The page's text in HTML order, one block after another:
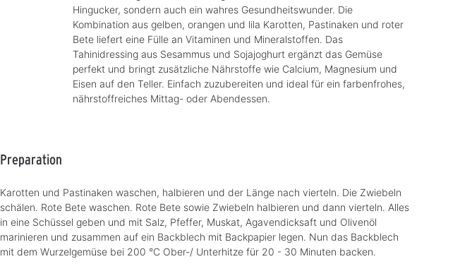
Hingucker, sondern auch ein wahres Gesundheitswunder. Die
Kombination aus gelben, orangen und lila Karotten, Pastinaken und roter
Bete liefert eine Fülle an Vitaminen und Mineralstoffen. Das
Tahinidressing aus Sesammus und Sojajoghurt ergänzt das Gemüse
perfekt und bringt zusätzliche Nährstoffe wie Calcium, Magnesium und
Eisen auf den Teller. Einfach zuzubereiten und ideal für ein farbenfrohes,
nährstoffreiches Mittag- oder Abendessen.
Preparation
Karotten und Pastinaken waschen, halbieren und der Länge nach vierteln. Die Zwiebeln
schälen. Rote Bete waschen. Rote Bete sowie Zwiebeln halbieren und dann vierteln. Alles
in eine Schüssel geben und mit Salz, Pfeffer, Muskat, Agavendicksaft und Olivenöl
marinieren und zusammen auf ein Backblech mit Backpapier legen. Nun das Backblech
mit dem Wurzelgemüse bei 200 °C Ober-/ Unterhitze für 20 - 30 Minuten backen.